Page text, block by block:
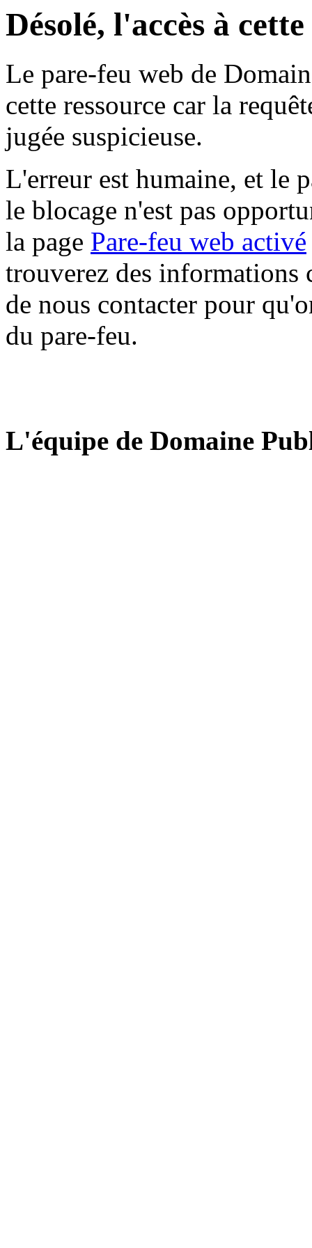
Désolé, l'accès à
Le pare-feu web de
cette ressource car la
jugée suspicieuse.
L'erreur est humaine, et le
le blocage n'est pas
la page Pare-feu web activé
trouverez des informations
de nous contacter pour
du pare-feu.
L'équipe de Domaine